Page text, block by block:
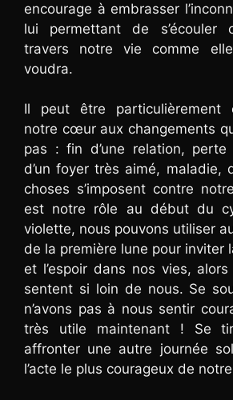
encourage à embrasser
lui permettant de s’écouler
travers notre vie comme
voudra.
Il peut être particulièrement
notre cœur aux changements
pas : fin d’une relation, perte
d’un foyer très aimé, maladie,
choses s’imposent contre
est notre rôle au début du
violette, nous pouvons utiliser
de la première lune pour inviter
et l’espoir dans nos vies, alors
sentent si loin de nous. Se
n’avons pas à nous sentir
très utile maintenant ! Se
affronter une autre journée
l’acte le plus courageux de